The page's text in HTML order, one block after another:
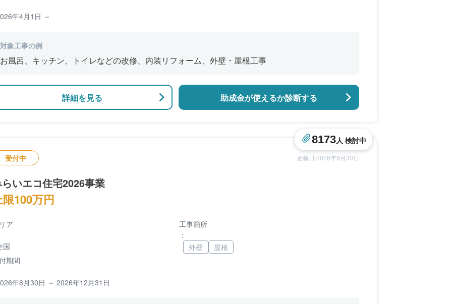
年4月1日 ～
対象工事の例
お風呂、キッチン、トイレなどの改修、内装リフォーム、外壁・屋根工事
詳細を見る 助成金が使えるか診断する
受付中 更新日:2026年6月30日
いエコ住宅2026事業
100万円
8173人 検討中
ア
国
期間
年6月30日 ～ 2026年12月31日
工事箇所
：
外壁
屋根